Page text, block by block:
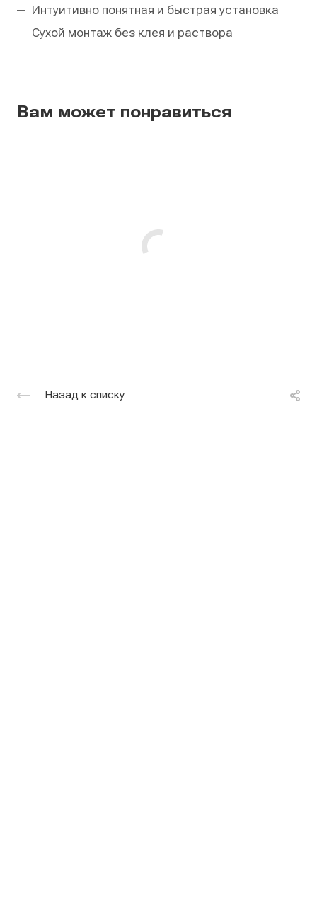
Интуитивно понятная и быстрая установка
Сухой монтаж без клея и раствора
Вам может понравиться
Назад к списку